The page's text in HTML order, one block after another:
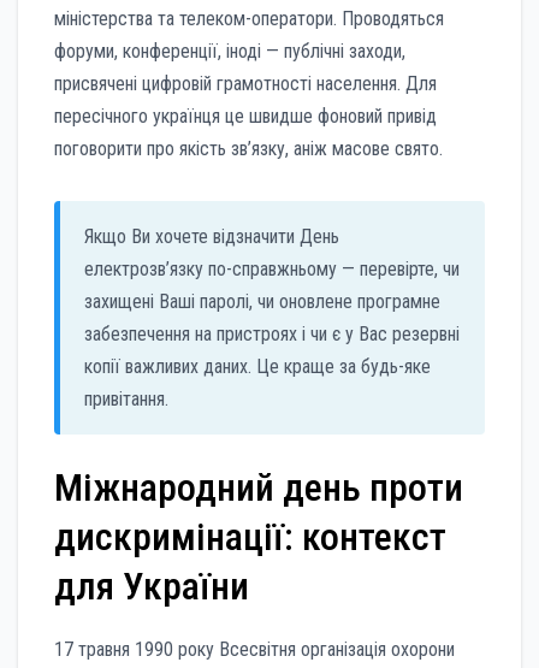
міністерства та телеком-оператори. Проводяться
форуми, конференції, іноді — публічні заходи,
присвячені цифровій грамотності населення. Для
пересічного українця це швидше фоновий привід
поговорити про якість зв’язку, аніж масове свято.
Якщо Ви хочете відзначити День
електрозв’язку по-справжньому — перевірте, чи
захищені Ваші паролі, чи оновлене програмне
забезпечення на пристроях і чи є у Вас резервні
копії важливих даних. Це краще за будь-яке
привітання.
Міжнародний день проти
дискримінації: контекст
для України
17 травня 1990 року Всесвітня організація охорони